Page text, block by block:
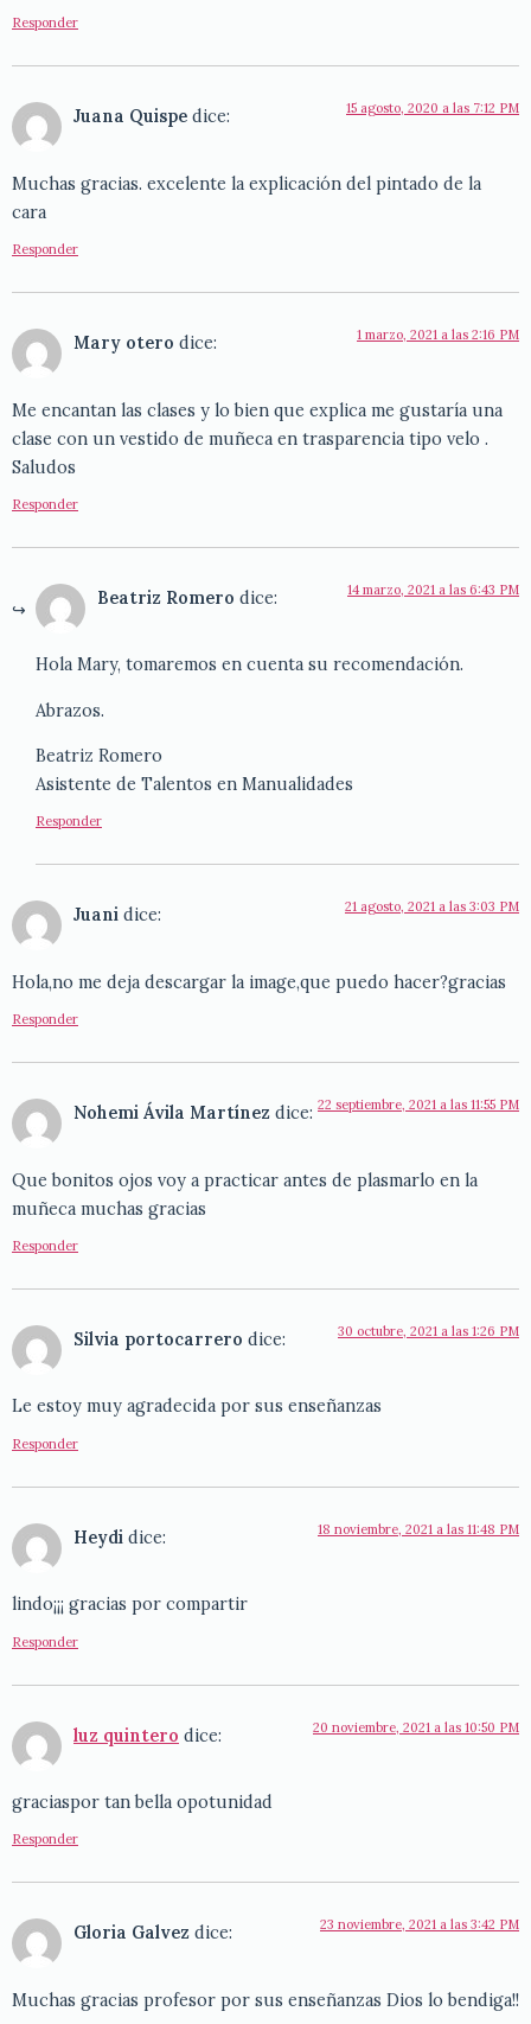
Responder
Juana Quispe dice: 15 agosto, 2020 a las 7:12 PM
Muchas gracias. excelente la explicación del pintado de la
cara
Responder
Mary otero dice: 1 marzo, 2021 a las 2:16 PM
Me encantan las clases y lo bien que explica me gustaría una
clase con un vestido de muñeca en trasparencia tipo velo .
Saludos
Responder
Beatriz Romero dice: 14 marzo, 2021 a las 6:43 PM
Hola Mary, tomaremos en cuenta su recomendación.
Abrazos.
Beatriz Romero
Asistente de Talentos en Manualidades
Responder
Juani dice: 21 agosto, 2021 a las 3:03 PM
Hola,no me deja descargar la image,que puedo hacer?gracias
Responder
Nohemi Ávila Martínez dice: 22 septiembre, 2021 a las 11:55 PM
Que bonitos ojos voy a practicar antes de plasmarlo en la
muñeca muchas gracias
Responder
Silvia portocarrero dice: 30 octubre, 2021 a las 1:26 PM
Le estoy muy agradecida por sus enseñanzas
Responder
Heydi dice: 18 noviembre, 2021 a las 11:48 PM
lindo¡¡¡ gracias por compartir
Responder
luz quintero dice: 20 noviembre, 2021 a las 10:50 PM
graciaspor tan bella opotunidad
Responder
Gloria Galvez dice: 23 noviembre, 2021 a las 3:42 PM
Muchas gracias profesor por sus enseñanzas Dios lo bendiga!!